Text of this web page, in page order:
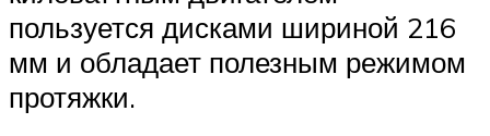
пользуется дисками шириной 216
мм и обладает полезным режимом
протяжки.